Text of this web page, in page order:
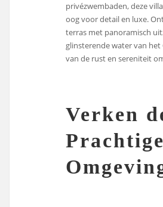
privézwembaden, deze
oog voor detail en luxe.
terras met panoramisch
glinsterende water van
van de rust en sereniteit
Verken
Prachtige